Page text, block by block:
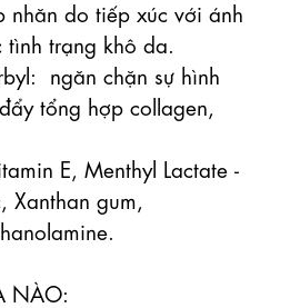
nhăn do tiếp xúc với ánh
trạng khô da.
ngăn chặn sự hình
tổng hợp collagen,
E, Menthyl Lactate -
gum,
NÀO: